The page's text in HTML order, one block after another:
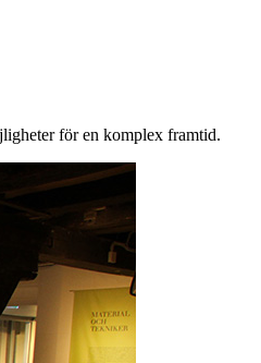
för en komplex framtid.